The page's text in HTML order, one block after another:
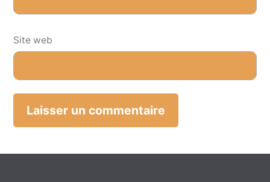
Site web